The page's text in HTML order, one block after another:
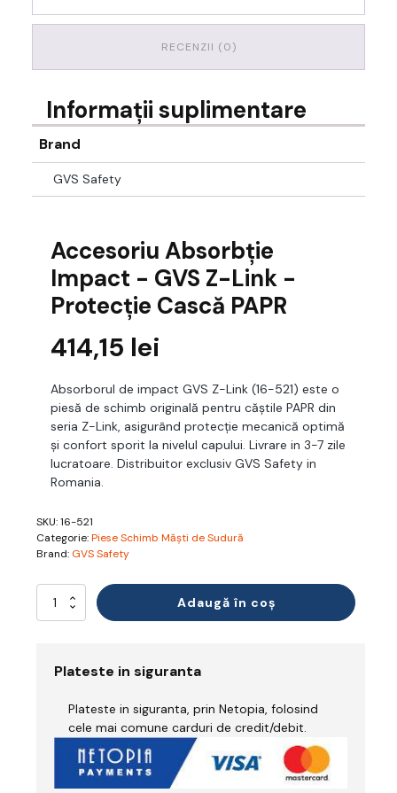
RECENZII (0)
Informații suplimentare
Brand
GVS Safety
Accesoriu Absorbție
Impact - GVS Z-Link -
Protecție Cască PAPR
414,15 lei
Absorborul de impact GVS Z-Link (16-521) este o
piesă de schimb originală pentru căștile PAPR din
seria Z-Link, asigurând protecție mecanică optimă
și confort sporit la nivelul capului. Livrare in 3-7 zile
lucratoare. Distribuitor exclusiv GVS Safety in
Romania.
SKU:16-521
Categorie:Piese Schimb Măști de Sudură
Brand: GVS Safety
Cantitate
GVS
Protecție
Adaugă în coș
Plateste in siguranta
Plateste in siguranta, prin Netopia, folosind
cele mai comune carduri de credit/debit.